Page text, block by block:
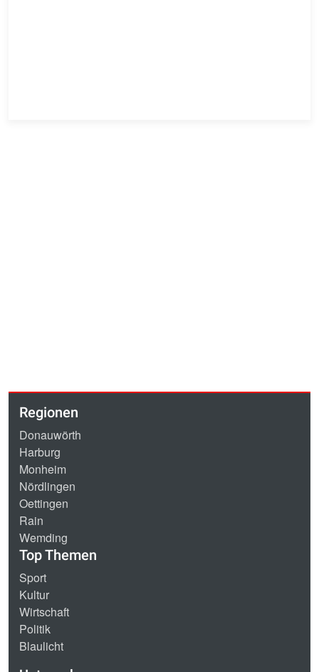
Regionen
Donauwörth
Harburg
Monheim
Nördlingen
Oettingen
Rain
Wemding
Top Themen
Sport
Kultur
Wirtschaft
Politik
Blaulicht